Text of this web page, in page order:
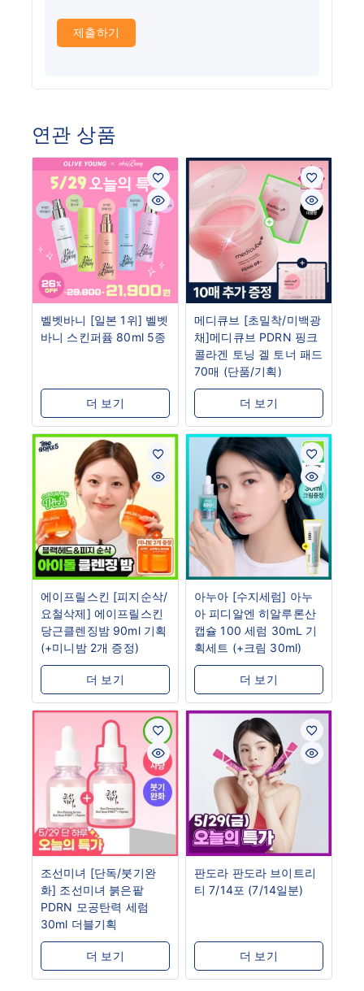
연관 상품
벨벳바니 [일본 1위] 벨벳
바니 스킨퍼퓸 80ml 5종
더 보기
메디큐브 [초밀착/미백광
채]메디큐브 PDRN 핑크
콜라겐 토닝 겔 토너 패드
70매 (단품/기획)
더 보기
에이프릴스킨 [피지순삭/
요철삭제] 에이프릴스킨
당근클렌징밤 90ml 기획
(+미니밤 2개 증정)
더 보기
아누아 [수지세럼] 아누
아 피디알엔 히알루론산
캡슐 100 세럼 30mL 기
획세트 (+크림 30ml)
더 보기
조선미녀 [단독/붓기완
화] 조선미녀 붉은팥
PDRN 모공탄력 세럼
30ml 더블기획
더 보기
판도라 판도라 브이트리
티 7/14포 (7/14일분)
더 보기